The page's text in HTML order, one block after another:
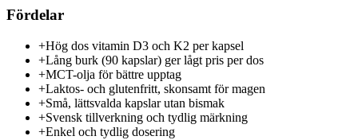
Fördelar
+Hög dos vitamin D3 och K2 per kapsel
+Lång burk (90 kapslar) ger lågt pris per dos
+MCT-olja för bättre upptag
+Laktos- och glutenfritt, skonsamt för magen
+Små, lättsvalda kapslar utan bismak
+Svensk tillverkning och tydlig märkning
+Enkel och tydlig dosering